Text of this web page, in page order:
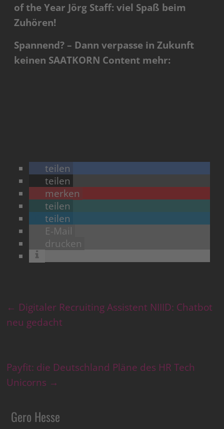
of the Year Jörg Staff: viel Spaß beim
Zuhören!
Spannend? – Dann verpasse in Zukunft
keinen SAATKORN Content mehr:
teilen
teilen
merken
teilen
teilen
E-Mail
drucken
← Digitaler Recruiting Assistent NIIID: Chatbot
neu gedacht
Payfit: die Deutschland Pläne des HR Tech
Unicorns →
Gero Hesse